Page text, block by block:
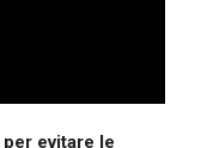
evitare le